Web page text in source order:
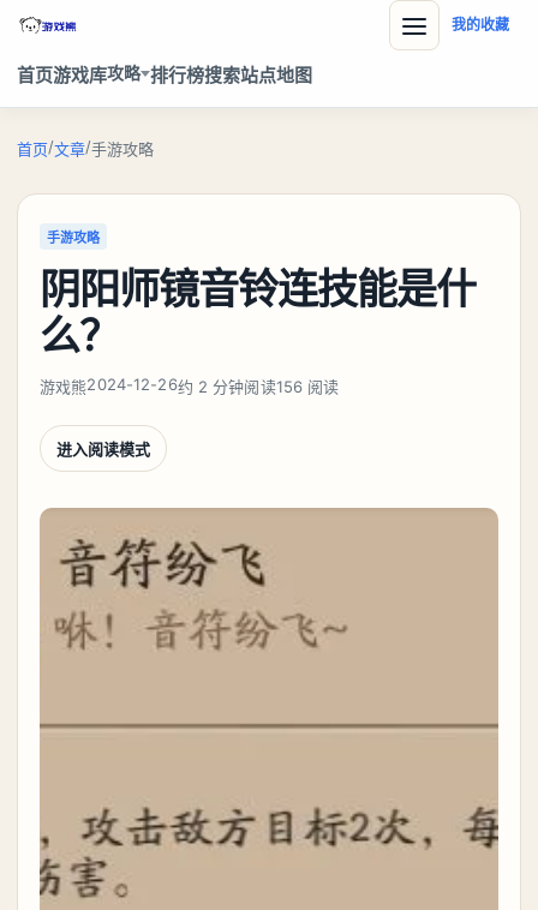
首页游戏库攻略 排行榜搜索站点地图
我的收藏
首页/文章/手游攻略
手游攻略
阴阳师镜音铃连技能是什
么？
游戏熊2024-12-26约 2 分钟阅读156 阅读
进入阅读模式